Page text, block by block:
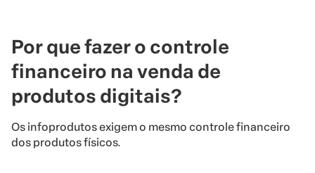
Por que fazer o controle
financeiro na venda de
produtos digitais?
Os infoprodutos exigem o mesmo controle financeiro
dos produtos físicos.